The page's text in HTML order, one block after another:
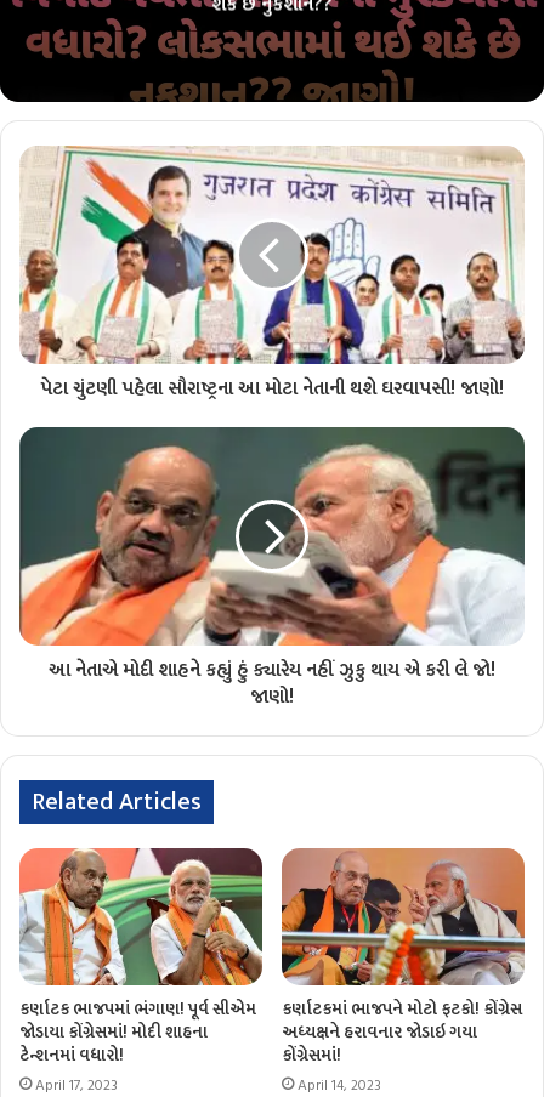
પેટા ચુંટણી પહેલા સૌરાષ્ટ્રના આ મોટા નેતાની થશે ઘરવાપસી! જાણો!
આ નેતાએ મોદી શાહને કહ્યું હું ક્યારેય નહીં ઝુકુ થાય એ કરી લે જો!
જાણો!
Related Articles
કર્ણાટક ભાજપમાં ભંગાણ! પૂર્વ સીએમ
જોડાયા કોંગ્રેસમાં! મોદી શાહના
ટેન્શનમાં વધારો!
April 17, 2023
કર્ણાટકમાં ભાજપને મોટો ફટકો! કોંગ્રેસ
અધ્યક્ષને હરાવનાર જોડાઇ ગયા
કોંગ્રેસમાં!
April 14, 2023